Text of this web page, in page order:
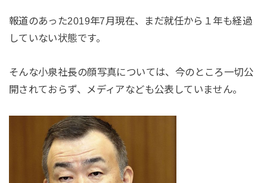
報道のあった2019年7月現在、まだ就任から１年も経過
していない状態です。
そんな小泉社長の顔写真については、今のところ一切公
開されておらず、メディアなども公表していません。